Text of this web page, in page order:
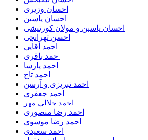
احسان وزیری
احسان یاسین
احسان یاسین و مولان کورتیشی
احسن تهرانچی
احمد آقایی
احمد باقری
احمد پارسا
احمد تاج
احمد تبریزی و آرسن
احمد جعفری
احمد جلالی مهر
احمد رضا منصوری
احمد رضا موسوی
احمد سعیدی